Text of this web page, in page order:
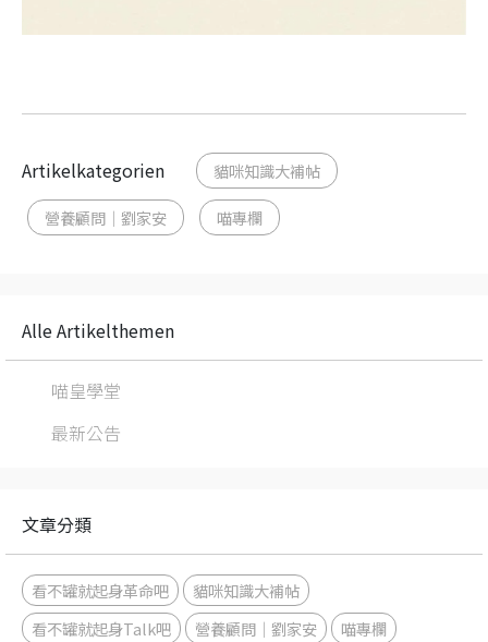
Artikelkategorien 貓咪知識大補帖
營養顧問｜劉家安 喵專欄
Alle Artikelthemen
喵皇學堂
最新公告
文章分類
看不罐就起身革命吧
貓咪知識大補帖
看不罐就起身Talk吧
營養顧問｜劉家安
喵專欄